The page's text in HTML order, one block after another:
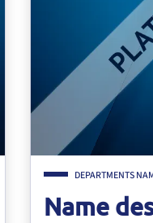
DEPARTMENTS
Name